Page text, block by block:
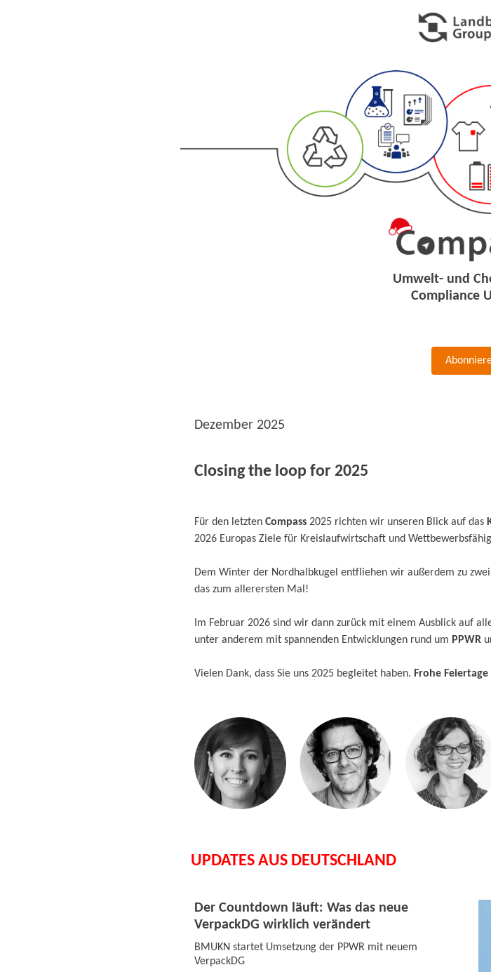
Umwelt- und
Compliance
Dezember 2025
Closing the loop for 2025
Für den letzten Compass 2025 richten wir unseren Blick auf das
2026 Europas Ziele für Kreislaufwirtschaft und
Dem Winter der Nordhalbkugel entfliehen wir außerdem zu
das zum allerersten Mal!
Im Februar 2026 sind wir dann zurück mit einem Ausblick auf
unter anderem mit spannenden Entwicklungen rund um PPWR
Vielen Dank, dass Sie uns 2025 begleitet haben. Frohe
UPDATES AUS DEUTSCHLAND
Der Countdown läuft: Was das neue
VerpackDG wirklich verändert
BMUKN startet Umsetzung der PPWR mit neuem
VerpackDG